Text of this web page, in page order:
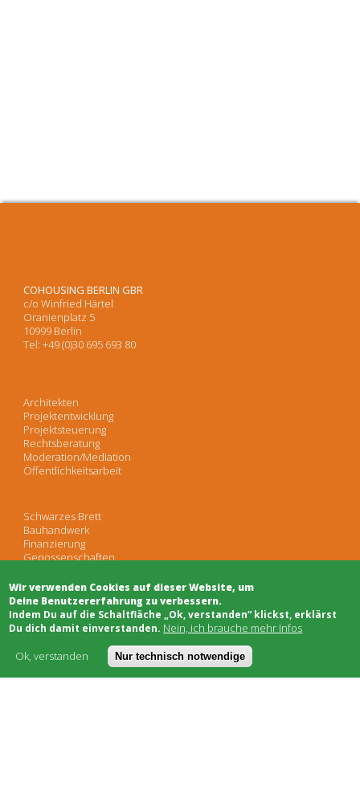
COHOUSING BERLIN GBR
c/o Winfried Härtel
Oranienplatz 5
10999 Berlin
Tel: +49 (0)30 695 693 80
Architekten
Projektentwicklung
Projektsteuerung
Rechtsberatung
Moderation/Mediation
Öffentlichkeitsarbeit
Schwarzes Brett
Bauhandwerk
Finanzierung
Genossenschaften
Netzwerke & Unterstützung
Kostenmodell
FAQ
Wir verwenden Cookies auf dieser Website, um
Deine Benutzererfahrung zu verbessern.
​Indem Du auf die Schaltfläche „Ok, verstanden“ klickst, erklärst
Du dich damit einverstanden. Nein, ich brauche mehr Infos
Ok, verstanden
Nur technisch notwendige